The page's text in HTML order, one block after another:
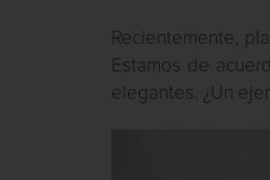
Recientemente,
Estamos de
elegantes. ¿Un